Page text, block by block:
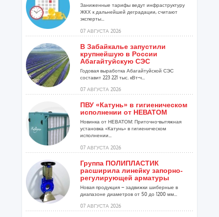
Заниженные тарифы ведут инфраструктуру
ЖКХ к дальнейшей деградации, считают
эксперты...
07 АВГУСТА 2026
В Забайкалье запустили
крупнейшую в России
Абагайтуйскую СЭС
Годовая выработка Абагайтуйской СЭС
составит 223 221 тыс. кВт-ч...
07 АВГУСТА 2026
ПВУ «Катунь» в гигиеническом
исполнении от НЕВАТОМ
Новинка от НЕВАТОМ: Приточно-вытяжная
установка «Катунь» в гигиеническом
исполнении...
07 АВГУСТА 2026
Группа ПОЛИПЛАСТИК
расширила линейку запорно-
регулирующей арматуры
Новая продукция – задвижки шиберные в
диапазоне диаметров от 50 до 1200 мм...
07 АВГУСТА 2026